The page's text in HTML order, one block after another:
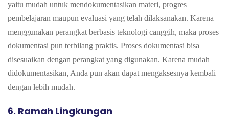
yaitu mudah untuk mendokumentasikan materi, progres
pembelajaran maupun evaluasi yang telah dilaksanakan. Karena
menggunakan perangkat berbasis teknologi canggih, maka proses
dokumentasi pun terbilang praktis. Proses dokumentasi bisa
disesuaikan dengan perangkat yang digunakan. Karena mudah
didokumentasikan, Anda pun akan dapat mengaksesnya kembali
dengan lebih mudah.
6. Ramah Lingkungan